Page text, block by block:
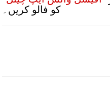
کو فالو کریں۔